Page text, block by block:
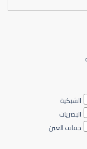
الشبكية
البصريات
جفاف العين